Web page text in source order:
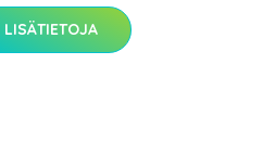
LISÄTIETOJA